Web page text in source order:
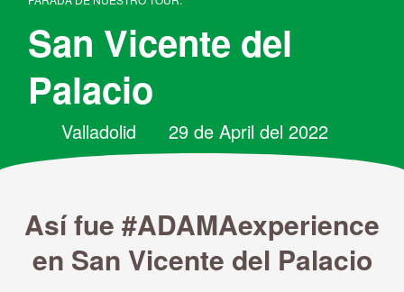
San Vicente del
Palacio
Valladolid 29 de April del 2022
Así fue #ADAMAexperience
en San Vicente del Palacio